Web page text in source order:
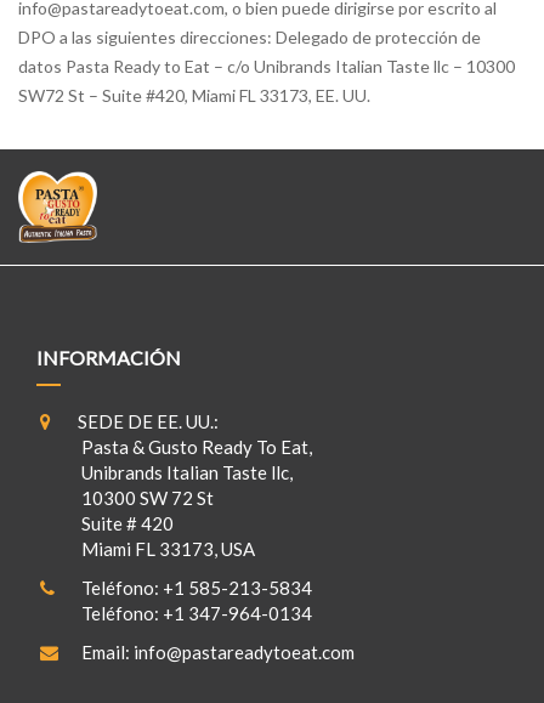
info@pastareadytoeat.com, o bien puede dirigirse por escrito al
DPO a las siguientes direcciones: Delegado de protección de
datos Pasta Ready to Eat – c/o Unibrands Italian Taste llc – 10300
SW72 St – Suite #420, Miami FL 33173, EE. UU.
INFORMACIÓN
SEDE DE EE. UU.:
Pasta & Gusto Ready To Eat,
Unibrands Italian Taste llc,
10300 SW 72 St
Suite # 420
Miami FL 33173, USA
Teléfono: +1 585-213-5834
Teléfono: +1 347-964-0134
Email: info@pastareadytoeat.com